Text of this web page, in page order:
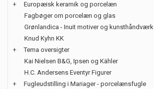
+
Europæisk keramik og porcelæn
Fagbøger om porcelæn og glas
Grønlandica - Inuit motiver og kunsthåndværk
Knud Kyhn KK
+
Tema oversigter
Kai Nielsen B&G, Ipsen og Kähler
H.C. Andersens Eventyr Figurer
+
Fugleudstilling i Mariager - porcelænsfugle